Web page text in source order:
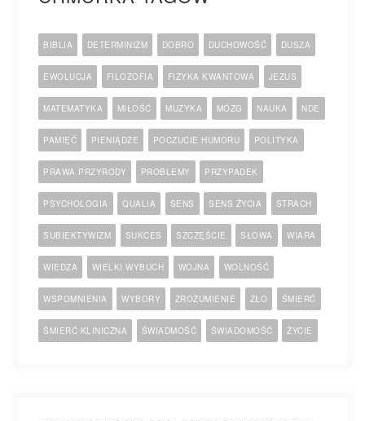
BIBLIA DETERMINIZM DOBRO DUCHOWOŚĆ DUSZA
EWOLUCJA FILOZOFIA FIZYKA KWANTOWA JEZUS
MATEMATYKA MIŁOŚĆ MUZYKA MÓZG NAUKA NDE
PAMIĘĆ PIENIĄDZE POCZUCIE HUMORU POLITYKA
PRAWA PRZYRODY PROBLEMY PRZYPADEK
PSYCHOLOGIA QUALIA SENS SENS ŻYCIA STRACH
SUBIEKTYWIZM SUKCES SZCZĘŚCIE SŁOWA WIARA
WIEDZA WIELKI WYBUCH WOJNA WOLNOŚĆ
WSPOMNIENIA WYBORY ZROZUMIENIE ZŁO ŚMIERĆ
ŚMIERĆ KLINICZNA ŚWIADMOŚĆ ŚWIADOMOŚĆ ŻYCIE